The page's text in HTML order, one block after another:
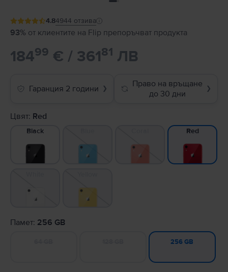
4.84944 отзива
93% от клиентите на Flip препоръчват продукта
18499 € / 36181 ЛВ
Гаранция 2 години ❯
Право на връщане
до 30 дни
❯
Цвят: Red
Black Red
Памет: 256 GB
256 GB